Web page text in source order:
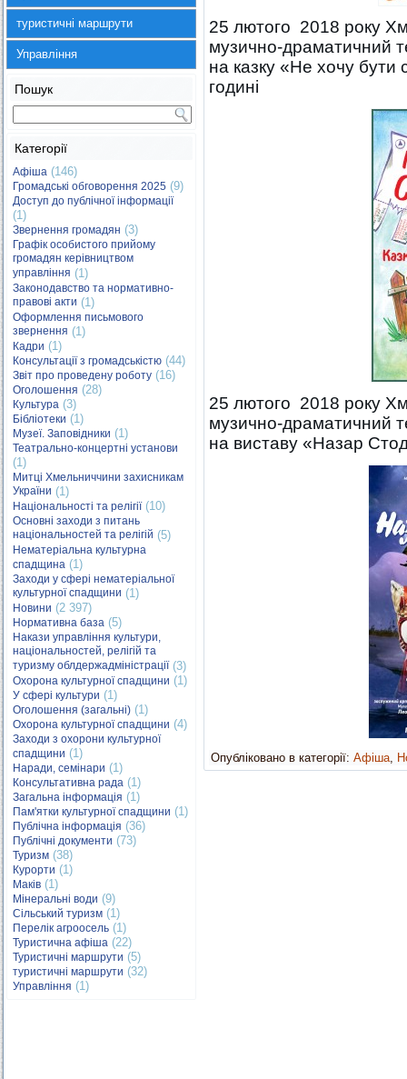
туристичні маршрути
Управління
Пошук
Категорії
Афіша (146)
Громадські обговорення 2025 (9)
Доступ до публічної інформації
(1)
Звернення громадян (3)
Графік особистого прийому
громадян керівництвом
управління (1)
Законодавство та нормативно-
правові акти (1)
Оформлення письмового
звернення (1)
Кадри (1)
Консультації з громадськістю (44)
Звіт про проведену роботу (16)
Оголошення (28)
Культура (3)
Бібліотеки (1)
Музеї. Заповідники (1)
Театрально-концертні установи
(1)
Митці Хмельниччини захисникам
України (1)
Національності та релігії(10)
Основні заходи з питань
національностей та релігій (5)
Нематеріальна культурна
спадщина (1)
Заходи у сфері нематеріальної
культурної спадщини (1)
Новини (2 397)
Нормативна база (5)
Накази управління культури,
національностей, релігій та
туризму облдержадміністрації(3)
Охорона культурної спадщини (1)
У сфері культури (1)
Оголошення (загальні) (1)
Охорона культурної спадщини (4)
Заходи з охорони культурної
спадщини (1)
Наради, семінари (1)
Консультативна рада (1)
Загальна інформація (1)
Пам'ятки культурної спадщини (1)
Публічна інформація (36)
Публічні документи (73)
Туризм (38)
Курорти (1)
Маків (1)
Мінеральні води (9)
Сільський туризм (1)
Перелік агроосель (1)
Туристична афіша (22)
Туристичні маршрути (5)
туристичні маршрути (32)
Управління (1)
25 лютого 2018 року
музично-драматичний
на казку «Не хочу
годині
25 лютого 2018 року
музично-драматичний
на виставу «Назар
Опубліковано в категорії: Афіша,